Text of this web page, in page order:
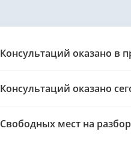
Консультаций оказано в
Консультаций оказано
Свободных мест на